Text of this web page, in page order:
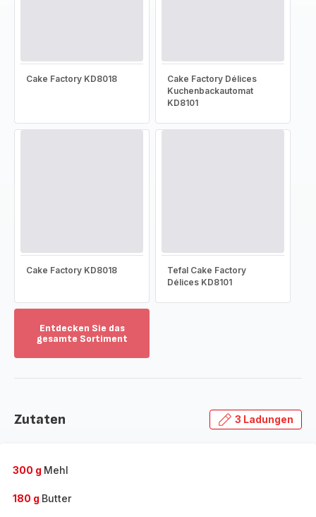
Cake Factory KD8018
Cake Factory Délices
Kuchenbackautomat
KD8101
Cake Factory KD8018
Tefal Cake Factory
Délices KD8101
Entdecken Sie das
gesamte Sortiment
das
Zutaten 3 Ladungen
300 g Mehl
180 g Butter